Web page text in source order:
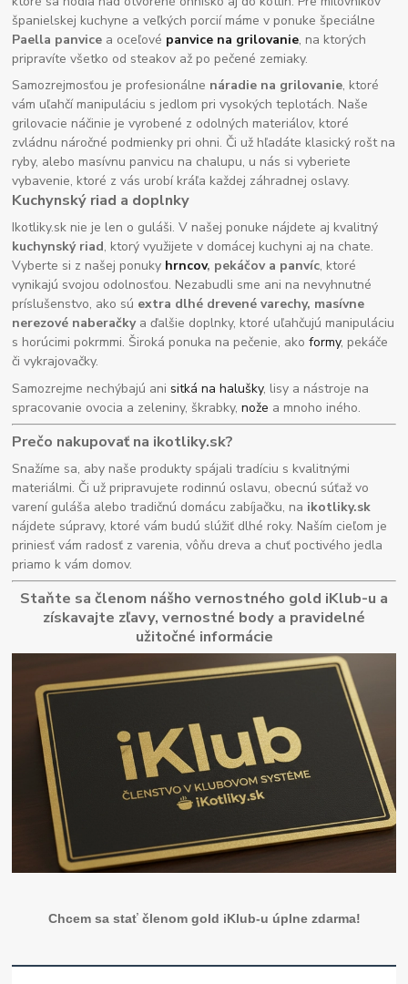
španielskej kuchyne a veľkých porcií máme v ponuke špeciálne
Paella panvice a oceľové panvice na grilovanie, na ktorých
pripravíte všetko od steakov až po pečené zemiaky.
Samozrejmosťou je profesionálne náradie na grilovanie, ktoré
vám uľahčí manipuláciu s jedlom pri vysokých teplotách. Naše
grilovacie náčinie je vyrobené z odolných materiálov, ktoré
zvládnu náročné podmienky pri ohni. Či už hľadáte klasický rošt na
ryby, alebo masívnu panvicu na chalupu, u nás si vyberiete
vybavenie, ktoré z vás urobí kráľa každej záhradnej oslavy.
Kuchynský riad a doplnky
Ikotliky.sk nie je len o guláši. V našej ponuke nájdete aj kvalitný
kuchynský riad, ktorý využijete v domácej kuchyni aj na chate.
Vyberte si z našej ponuky hrncov, pekáčov a panvíc, ktoré
vynikajú svojou odolnosťou. Nezabudli sme ani na nevyhnutné
príslušenstvo, ako sú extra dlhé drevené varechy, masívne
nerezové naberačkya ďalšie doplnky, ktoré uľahčujú manipuláciu
s horúcimi pokrmmi. Široká ponuka na pečenie, akoformy, pekáče
či vykrajovačky.
Samozrejme nechýbajú anisitká na halušky, lisy a nástroje na
spracovanie ovocia a zeleniny, škrabky,nože a mnoho iného.
Prečo nakupovať na ikotliky.sk?
Snažíme sa, aby naše produkty spájali tradíciu s kvalitnými
materiálmi. Či už pripravujete rodinnú oslavu, obecnú súťaž vo
varení guláša alebo tradičnú domácu zabíjačku, na ikotliky.sk
nájdete súpravy, ktoré vám budú slúžiť dlhé roky. Naším cieľom je
priniesť vám radosť z varenia, vôňu dreva a chuť poctivého jedla
priamo k vám domov.
Staňte sa členom nášho vernostného gold iKlub-u a
získavajte zľavy, vernostné body a pravidelné
užitočné informácie
Chcem sa stať členom gold iKlub-u úplne zdarma!